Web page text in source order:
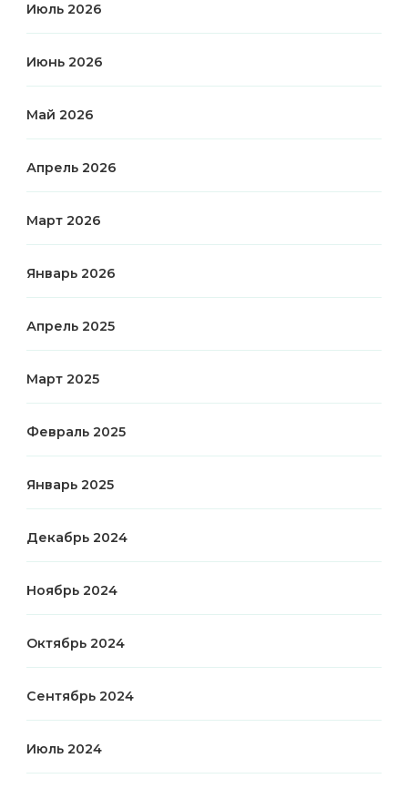
Июль 2026
Июнь 2026
Май 2026
Апрель 2026
Март 2026
Январь 2026
Апрель 2025
Март 2025
Февраль 2025
Январь 2025
Декабрь 2024
Ноябрь 2024
Октябрь 2024
Сентябрь 2024
Июль 2024